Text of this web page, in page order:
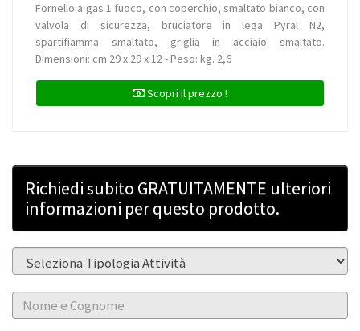
Fornello a gas 1 fuoco, con coperchio, smaltato bianco, con
valvola di sicurezza, bruciatore in lega Pyral N2,
spartifiamma smaltato, griglia in acciaio smaltato.
Dimensioni: cm 29 x 29 x 12 - Peso: kg. 2,6
Scopri il prezzo !
Richiedi subito GRATUITAMENTE ulteriori
informazioni per questo prodotto.